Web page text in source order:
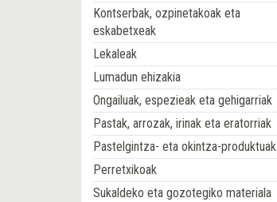
Kontserbak, ozpinetakoak eta
eskabetxeak
Lekaleak
Lumadun ehizakia
Ongailuak, espezieak eta gehigarriak
Pastak, arrozak, irinak eta eratorriak
Pastelgintza- eta okintza-produktuak
Perretxikoak
Sukaldeko eta gozotegiko materiala